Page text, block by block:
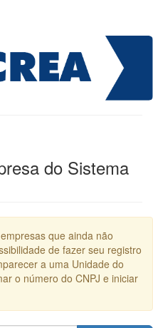
do Sistema
que ainda não
de fazer seu registro
a uma Unidade do
o número do CNPJ e iniciar